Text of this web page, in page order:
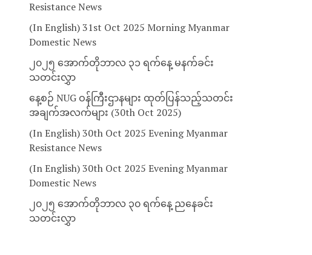
Resistance News
(In English) 31st Oct 2025 Morning Myanmar
Domestic News
၂၀၂၅ အောက်တိုဘာလ ၃၁ ရက်နေ့ မနက်ခင်း
သတင်းလွှာ
နေ့စဉ် NUG ဝန်ကြီးဌာနများ ထုတ်ပြန်သည့်သတင်း
အချက်အလက်များ (30th Oct 2025)
(In English) 30th Oct 2025 Evening Myanmar
Resistance News
(In English) 30th Oct 2025 Evening Myanmar
Domestic News
၂၀၂၅ အောက်တိုဘာလ ၃၀ ရက်နေ့ ညနေခင်း
သတင်းလွှာ